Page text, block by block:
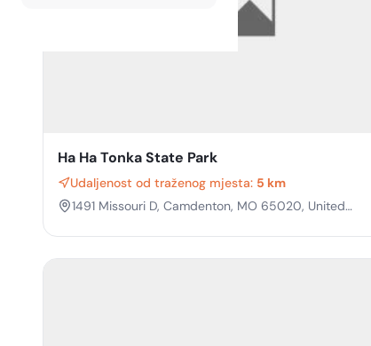
Ha Ha Tonka State Park
Udaljenost od traženog mjesta: 5 km
1491 Missouri D, Camdenton, MO 65020, United